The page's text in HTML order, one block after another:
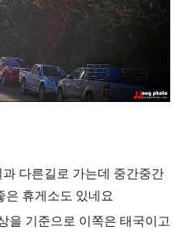
다른길로 가는데 중간중간
은 휴게소도 있네요
을 기준으로 이쪽은 태국이고